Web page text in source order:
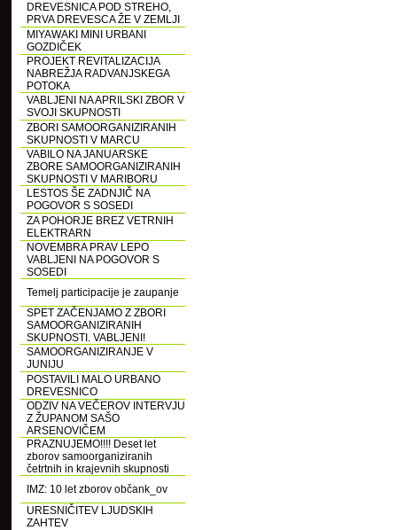
DREVESNICA POD STREHO,
PRVA DREVESCA ŽE V ZEMLJI
MIYAWAKI MINI URBANI
GOZDIČEK
PROJEKT REVITALIZACIJA
NABREŽJA RADVANJSKEGA
POTOKA
VABLJENI NA APRILSKI ZBOR V
SVOJI SKUPNOSTI
ZBORI SAMOORGANIZIRANIH
SKUPNOSTI V MARCU
VABILO NA JANUARSKE
ZBORE SAMOORGANIZIRANIH
SKUPNOSTI V MARIBORU
LESTOS ŠE ZADNJIČ NA
POGOVOR S SOSEDI
ZA POHORJE BREZ VETRNIH
ELEKTRARN
NOVEMBRA PRAV LEPO
VABLJENI NA POGOVOR S
SOSEDI
Temelj participacije je zaupanje
SPET ZAČENJAMO Z ZBORI
SAMOORGANIZIRANIH
SKUPNOSTI. VABLJENI!
SAMOORGANIZIRANJE V
JUNIJU
POSTAVILI MALO URBANO
DREVESNICO
ODZIV NA VEČEROV INTERVJU
Z ŽUPANOM SAŠO
ARSENOVIČEM
PRAZNUJEMO!!!! Deset let
zborov samoorganiziranih
četrtnih in krajevnih skupnosti
IMZ: 10 let zborov občank_ov
URESNIČITEV LJUDSKIH
ZAHTEV